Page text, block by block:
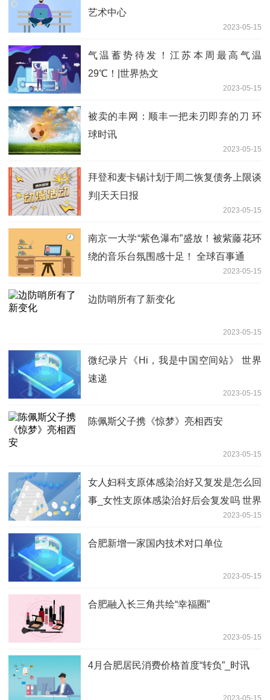
艺术中心
2023-05-15
气温蓄势待发！江苏本周最高气温
29℃！|世界热文
2023-05-15
被卖的丰网：顺丰一把未刃即弃的刀 环
球时讯
2023-05-15
拜登和麦卡锡计划于周二恢复债务上限谈
判|天天日报
2023-05-15
南京一大学“紫色瀑布”盛放！被紫藤花环
绕的音乐台氛围感十足！ 全球百事通
2023-05-15
边防哨所有了新变化
2023-05-15
微纪录片《Hi，我是中国空间站》 世界
速递
2023-05-15
陈佩斯父子携《惊梦》亮相西安
2023-05-15
女人妇科支原体感染治好又复发是怎么回
事_女性支原体感染治好后会复发吗 世界
2023-05-15
合肥新增一家国内技术对口单位
2023-05-15
合肥融入长三角共绘“幸福圈”
2023-05-15
4月合肥居民消费价格首度“转负”_时讯
2023-05-15